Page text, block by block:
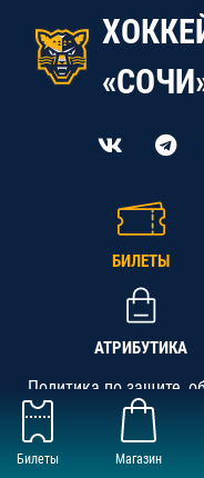
Билеты Магазин
БИЛЕТЫ
АТРИБУТИКА
Политика по защите,
АНО «СК